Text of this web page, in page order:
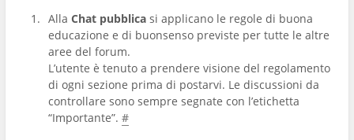
Alla Chat pubblica si applicano le regole di buona
educazione e di buonsenso previste per tutte le altre
aree del forum.
L’utente è tenuto a prendere visione del regolamento
di ogni sezione prima di postarvi. Le discussioni da
controllare sono sempre segnate con l’etichetta
“Importante”. #